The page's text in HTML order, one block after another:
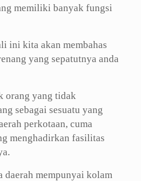
memiliki banyak fungsi
ini kita akan membahas
yang sepatutnya anda
orang yang tidak
sebagai sesuatu yang
perkotaan, cuma
menghadirkan fasilitas
daerah mempunyai kolam